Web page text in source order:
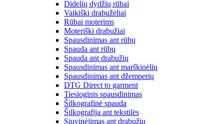
Didelių dydžių rūbai
Vaikiški drabužėliai
Rūbai moterims
Moteriški drabužiai
Spausdinimas ant rūbų
Spauda ant rūbų
Spauda ant drabužių
Spausdinimas ant marškinėlių
Spausdinimas ant džemperių
DTG Direct to garment
Tiesioginis spausdinimas
Šilkografinė spauda
Šilkografija ant tekstilės
Siuvinėjimas ant drabužių